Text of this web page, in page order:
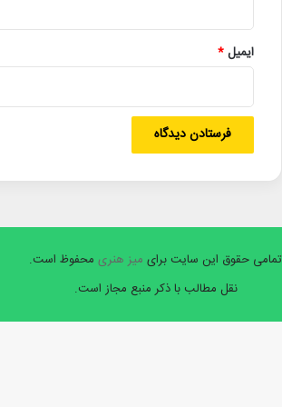
ایمیل*
تمامی حقوق این سایت برای میز هنری محفوظ است.
نقل مطالب با ذکر منبع مجاز است.